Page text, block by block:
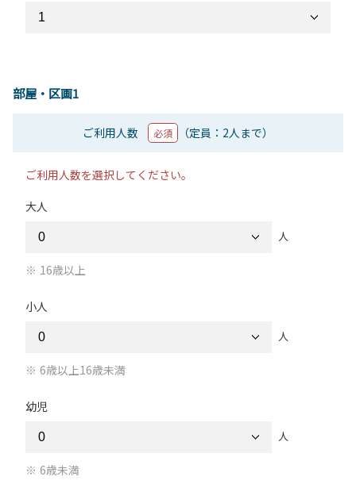
部屋・区画1
ご利用人数 必須 （定員：2人まで）
ご利用人数を選択してください。
大人
人
16歳以上
小人
人
6歳以上16歳未満
幼児
人
6歳未満